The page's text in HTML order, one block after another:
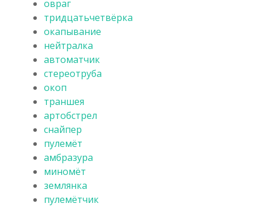
овраг
тридцатьчетвёрка
окапывание
нейтралка
автоматчик
стереотруба
окоп
траншея
артобстрел
снайпер
пулемёт
амбразура
миномёт
землянка
пулемётчик